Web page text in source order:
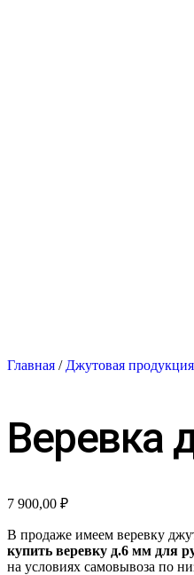
Главная / Джутовая продукция
Веревка
7 900,00 ₽
В продаже имеем веревку
купить веревку д.6 мм для
на условиях самовывоза по